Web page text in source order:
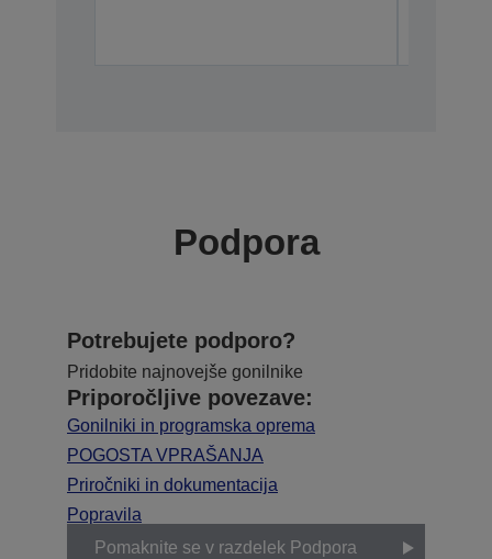
Podpora
Potrebujete podporo?
Pridobite najnovejše gonilnike
Priporočljive povezave:
Gonilniki in programska oprema
POGOSTA VPRAŠANJA
Priročniki in dokumentacija
Popravila
Pomaknite se v razdelek Podpora